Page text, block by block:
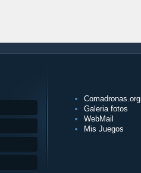
Comadronas.org
Galeria fotos
WebMail
Mis Juegos